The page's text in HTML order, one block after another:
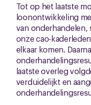
Tot op het laatste
loonontwikkeling
van
onze cao-
elkaar komen.
laatste overleg
verduidelijkt en